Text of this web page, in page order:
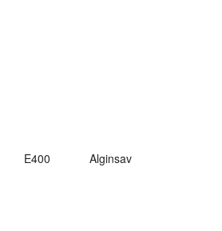
E400 Alginsav